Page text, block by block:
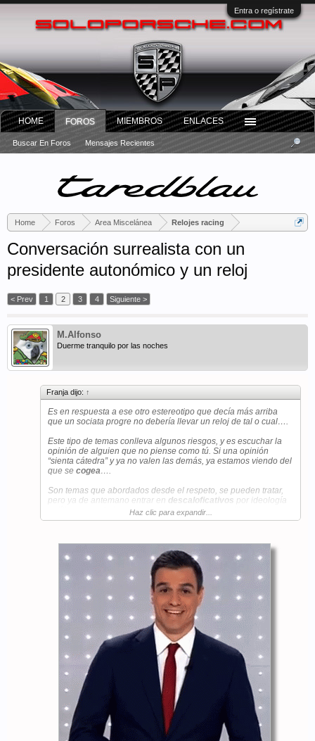
Entra o regístrate
Home Foros Area Miscelánea Relojes racing
Conversación surrealista con un
presidente autonómico y un reloj
< Prev 1 2 3 4 Siguiente >
M.Alfonso
Duerme tranquilo por las noches
Franja dijo: ↑
Es en respuesta a ese otro estereotipo que decía más arriba
que un sociata progre no debería llevar un reloj de tal o cual….
Este tipo de temas conlleva algunos riesgos, y es escuchar la
opinión de alguien que no piense como tú. Si una opinión
“sienta cátedra” y ya no valen las demás, ya estamos viendo del
que secogea….
Son temas que abordados desde el respeto, se pueden tratar,
pero ya de antemano entrar en descaloficativos por ideología
política, pues da lugar a que los que pensamos diferente
manifestemos nuestra opinión, como es mi caso.
Haz clic para expandir...
HOME FOROS
Buscar En Foros Mensajes Recientes
MIEMBROS ENLACES